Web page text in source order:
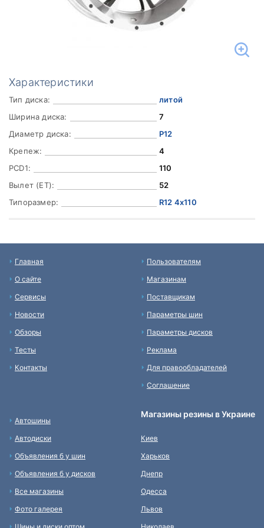
Характеристики
Тип диска:
литой
Ширина диска:
7
Диаметр диска:
Р12
Крепеж:
4
PCD1:
110
Вылет (ET):
52
Типоразмер:
R12 4x110
Главная
О сайте
Сервисы
Новости
Обзоры
Тесты
Контакты
Пользователям
Магазинам
Поставщикам
Параметры шин
Параметры дисков
Реклама
Для правообладателей
Соглашение
Автошины
Автодиски
Объявления б у шин
Объявления б у дисков
Все магазины
Фото галерея
Магазины резины в Украине
Киев
Харьков
Днепр
Одесса
Львов